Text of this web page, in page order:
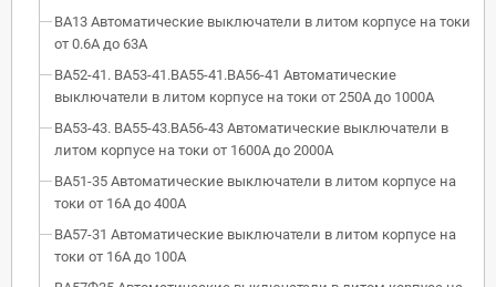
ВА13 Автоматические выключатели в литом корпусе на токи
от 0.6А до 63А
ВА52-41. ВА53-41.ВА55-41.ВА56-41 Автоматические
выключатели в литом корпусе на токи от 250А до 1000А
ВА53-43. ВА55-43.ВА56-43 Автоматические выключатели в
литом корпусе на токи от 1600А до 2000А
ВА51-35 Автоматические выключатели в литом корпусе на
токи от 16А до 400А
ВА57-31 Автоматические выключатели в литом корпусе на
токи от 16А до 100А